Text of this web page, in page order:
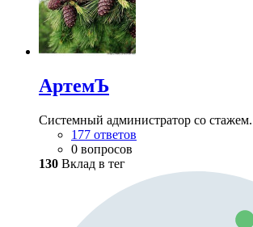
АртемЪ
Системный администратор со стажем.
177 ответов
0 вопросов
130 Вклад в тег